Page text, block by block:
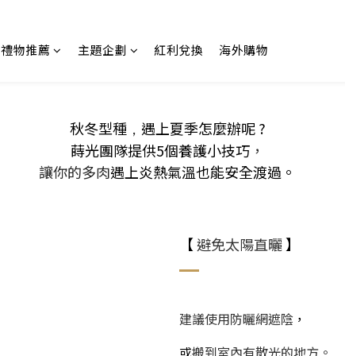
禮物推薦 主題企劃 紅利兌換 海外購物
秋冬型種， 遇上夏季怎麼辦呢 ?
蒔光團隊提供5個養護小技巧 ，
讓你的多肉遇上炎熱氣溫也能安全渡過。
【避免太陽直曬】
建議使用防曬網遮陰 ，
或搬到室內有散光的地方。